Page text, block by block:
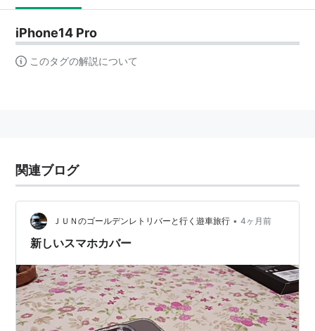
iPhone14 Pro
このタグの解説について
関連ブログ
ＪＵＮのゴールデンレトリバーと行く遊車旅行 • 4ヶ月前
新しいスマホカバー